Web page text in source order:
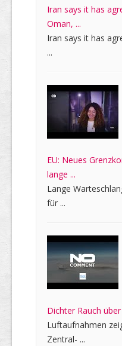
Iran says it has
Oman, ...
Iran says it has
...
EU: Neues
lange ...
Lange
für ...
Dichter Rauch
Luftaufnahmen
Zentral- ...